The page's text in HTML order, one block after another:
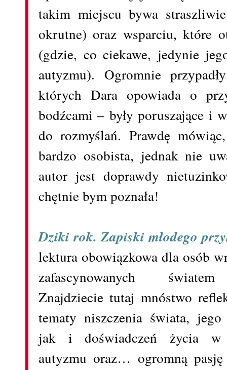
takim miejscu bywa
okrutne) oraz wsparciu, które
(gdzie, co ciekawe, jedynie
autyzmu). Ogromnie
których Dara opowiada o
bodźcami – były poruszające i
do rozmyślań. Prawdę
bardzo osobista, jednak nie
autor jest doprawdy
chętnie bym poznała!
Dziki rok. Zapiski młodego
lektura obowiązkowa dla osób
zafascynowanych
Znajdziecie tutaj mnóstwo
tematy niszczenia świata, jego
jak i doświadczeń życia w
autyzmu oraz… ogromną